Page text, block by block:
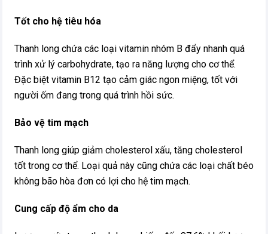
Tốt cho hệ tiêu hóa
Thanh long chứa các loại vitamin nhóm B đẩy nhanh quá
trình xử lý carbohydrate, tạo ra năng lượng cho cơ thể.
Đặc biệt vitamin B12 tạo cảm giác ngon miệng, tốt với
người ốm đang trong quá trình hồi sức.
Bảo vệ tim mạch
Thanh long giúp giảm cholesterol xấu, tăng cholesterol
tốt trong cơ thể. Loại quả này cũng chứa các loại chất béo
không bão hòa đơn có lợi cho hệ tim mạch.
Cung cấp độ ẩm cho da